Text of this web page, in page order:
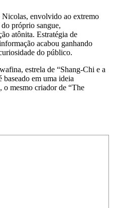
Nicolas, envolvido ao extremo
próprio sangue,
atônita. Estratégia de
acabou ganhando
do público.
estrela de “Shang-Chi e a
em uma ideia
mesmo criador de “The